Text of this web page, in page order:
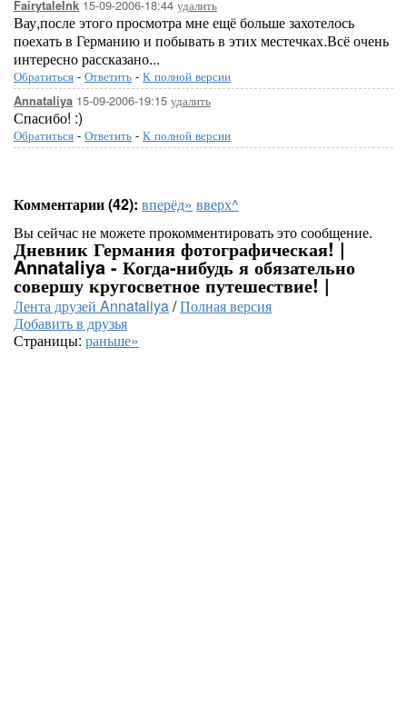
FairytaleInk 15-09-2006-18:44 удалить
Вау,после этого просмотра мне ещё больше захотелось
поехать в Германию и побывать в этих местечках.Всё очень
интересно рассказано...
Обратиться - Ответить - К полной версии
Annataliya 15-09-2006-19:15 удалить
Спасибо! :)
Обратиться - Ответить - К полной версии
Комментарии (42): вперёд» вверх^
Вы сейчас не можете прокомментировать это сообщение.
Дневник Германия фотографическая! |
Annataliya - Когда-нибудь я обязательно
совершу кругосветное путешествие! |
Лента друзей Annataliya/Полная версия
Добавить в друзья
Страницы: раньше»